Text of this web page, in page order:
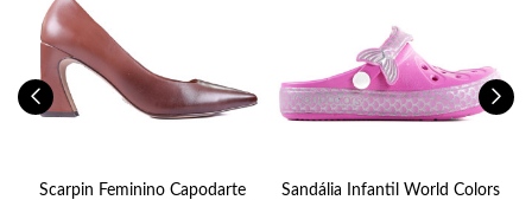
Scarpin Feminino Capodarte
Sandália Infantil World Colors